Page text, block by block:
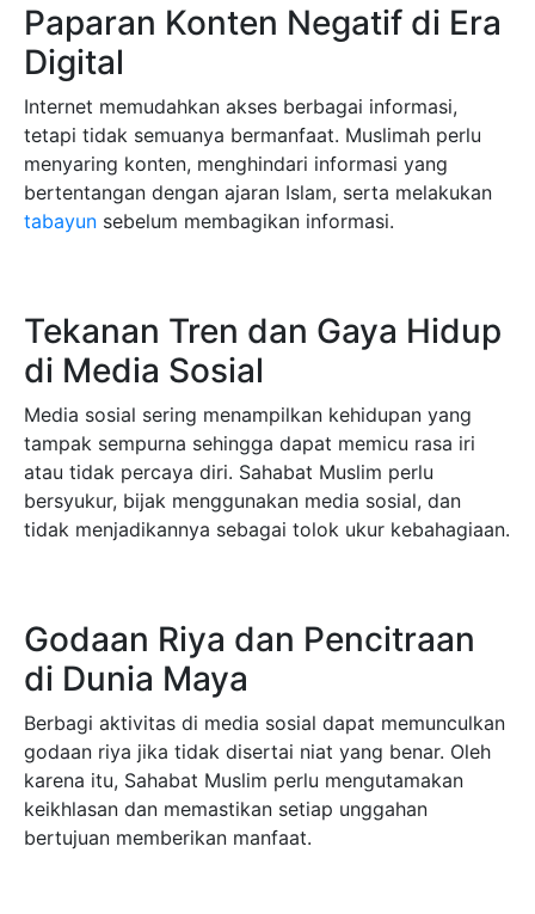
Paparan Konten Negatif di Era
Digital
Internet memudahkan akses berbagai informasi,
tetapi tidak semuanya bermanfaat. Muslimah perlu
menyaring konten, menghindari informasi yang
bertentangan dengan ajaran Islam, serta melakukan
tabayun sebelum membagikan informasi.
Tekanan Tren dan Gaya Hidup
di Media Sosial
Media sosial sering menampilkan kehidupan yang
tampak sempurna sehingga dapat memicu rasa iri
atau tidak percaya diri. Sahabat Muslim perlu
bersyukur, bijak menggunakan media sosial, dan
tidak menjadikannya sebagai tolok ukur kebahagiaan.
Godaan Riya dan Pencitraan
di Dunia Maya
Berbagi aktivitas di media sosial dapat memunculkan
godaan riya jika tidak disertai niat yang benar. Oleh
karena itu, Sahabat Muslim perlu mengutamakan
keikhlasan dan memastikan setiap unggahan
bertujuan memberikan manfaat.